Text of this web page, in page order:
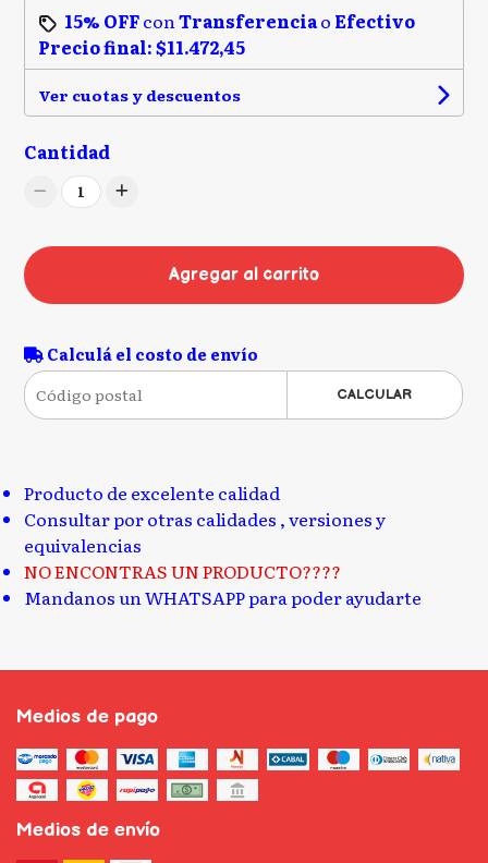
15% OFFconTransferenciao Efectivo
Precio final:$11.472,45
Ver cuotas y descuentos
Cantidad
1
Agregar al carrito
Calculá el costo de envío
CALCULAR
Producto de excelente calidad
Consultar por otras calidades , versiones y
equivalencias
NO ENCONTRAS UN PRODUCTO????
Mandanos un WHATSAPP para poder ayudarte
Medios de pago
Medios de envío